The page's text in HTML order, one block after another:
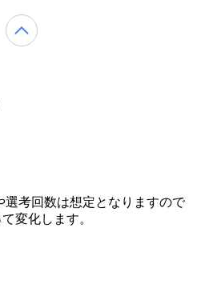
考回数は想定となりますので
変化します。